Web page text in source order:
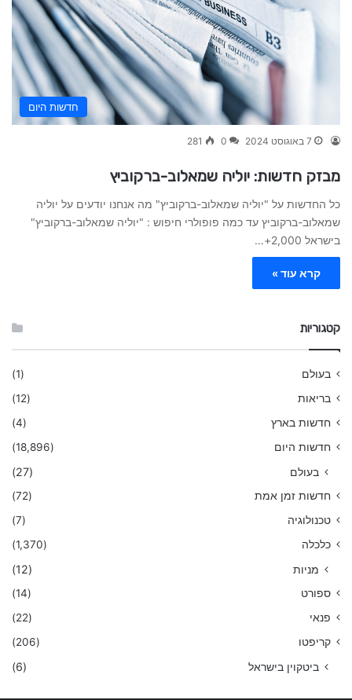
חדשות היום
7 באוגוסט 2024 0
281
מבזק חדשות: יוליה שמאלוב-ברקוביץ
כל החדשות על "יוליה שמאלוב-ברקוביץ" מה אנחנו יודעים על יוליה
שמאלוב-ברקוביץ עד כמה פופולרי חיפוש : "יוליה שמאלוב-ברקוביץ"
בישראל 2,000+…
קרא עוד »
קטגוריות
בעולם
(1)
בריאות
(12)
חדשות בארץ
(4)
חדשות היום
(18,896)
בעולם (27)
חדשות זמן אמת
(72)
טכנולוגיה
(7)
כלכלה
(1,370)
מניות (12)
ספורט
(14)
פנאי
(22)
קריפטו
(206)
ביטקוין בישראל (6)